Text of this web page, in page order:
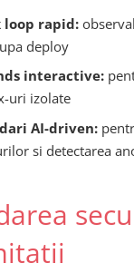
loop rapid:
deploy
interactive:
uri izolate
AI-driven:
si detectarea